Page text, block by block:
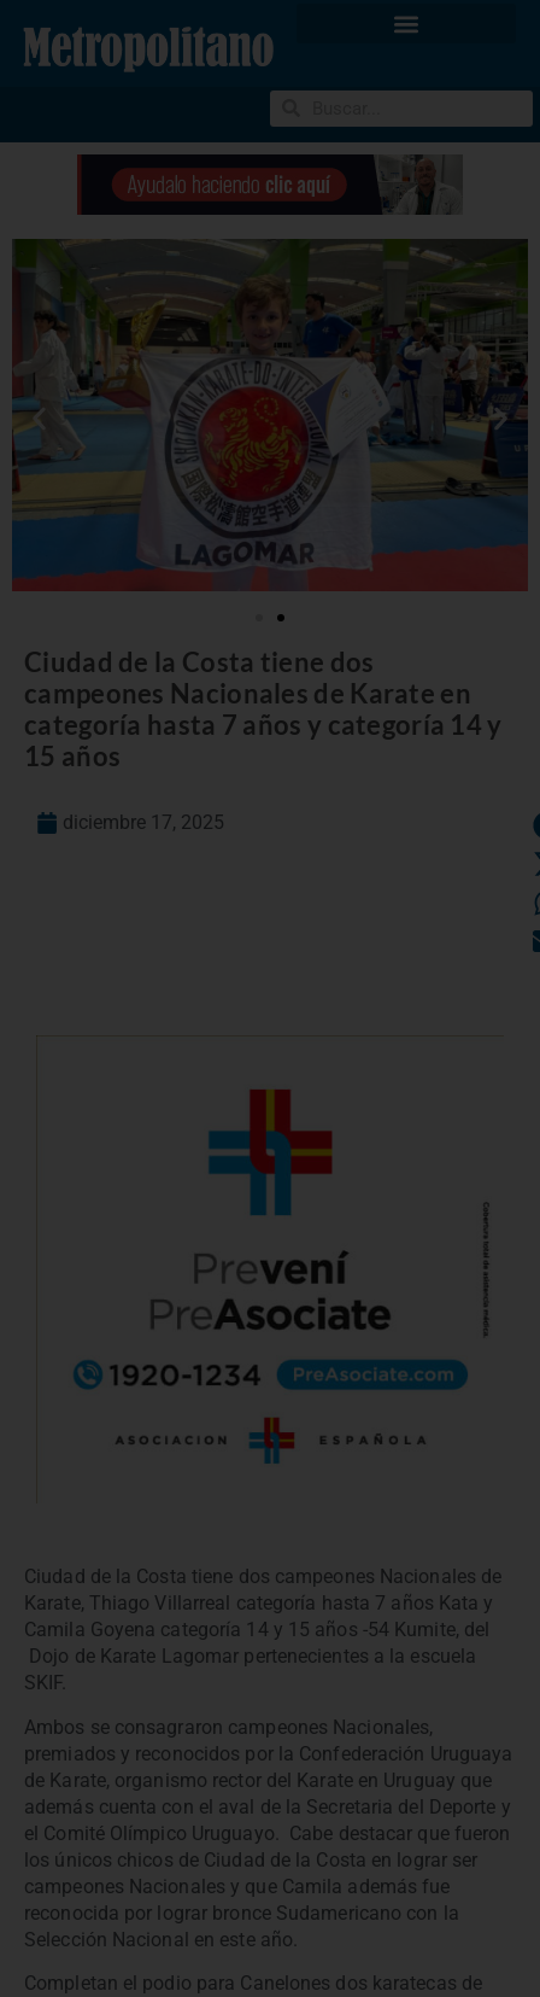
Ciudad de la Costa tiene dos
campeones Nacionales de Karate en
categoría hasta 7 años y categoría 14 y
15 años
diciembre 17, 2025
Ciudad de la Costa tiene dos campeones Nacionales de
Karate, Thiago Villarreal categoría hasta 7 años Kata y
Camila Goyena categoría 14 y 15 años -54 Kumite, del
Dojo de Karate Lagomar pertenecientes a la escuela
SKIF.
Ambos se consagraron campeones Nacionales,
premiados y reconocidos por la Confederación Uruguaya
de Karate, organismo rector del Karate en Uruguay que
además cuenta con el aval de la Secretaria del Deporte y
el Comité Olímpico Uruguayo. Cabe destacar que fueron
los únicos chicos de Ciudad de la Costa en lograr ser
campeones Nacionales y que Camila además fue
reconocida por lograr bronce Sudamericano con la
Selección Nacional en este año.
Completan el podio para Canelones dos karatecas de